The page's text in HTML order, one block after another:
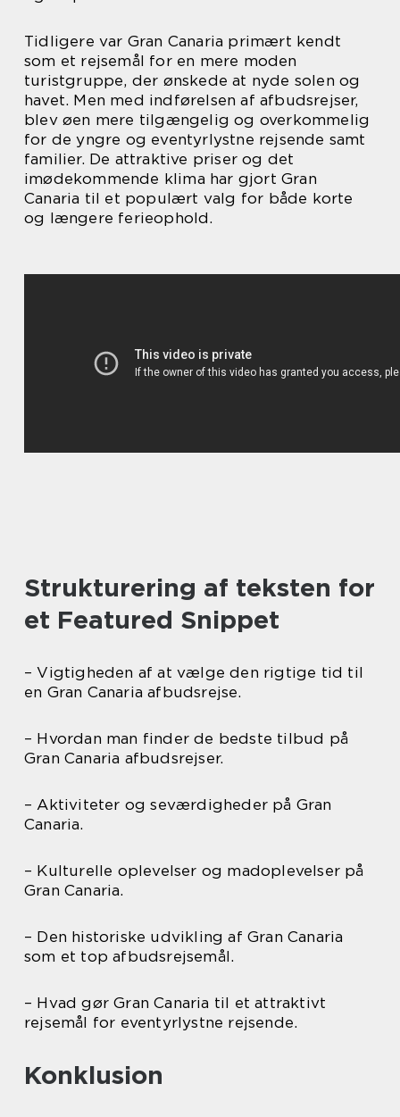
Tidligere var Gran Canaria primært kendt
som et rejsemål for en mere moden
turistgruppe, der ønskede at nyde solen og
havet. Men med indførelsen af afbudsrejser,
blev øen mere tilgængelig og overkommelig
for de yngre og eventyrlystne rejsende samt
familier. De attraktive priser og det
imødekommende klima har gjort Gran
Canaria til et populært valg for både korte
og længere ferieophold.
Strukturering af teksten for
et Featured Snippet
– Vigtigheden af at vælge den rigtige tid til
en Gran Canaria afbudsrejse.
– Hvordan man finder de bedste tilbud på
Gran Canaria afbudsrejser.
– Aktiviteter og seværdigheder på Gran
Canaria.
– Kulturelle oplevelser og madoplevelser på
Gran Canaria.
– Den historiske udvikling af Gran Canaria
som et top afbudsrejsemål.
– Hvad gør Gran Canaria til et attraktivt
rejsemål for eventyrlystne rejsende.
Konklusion